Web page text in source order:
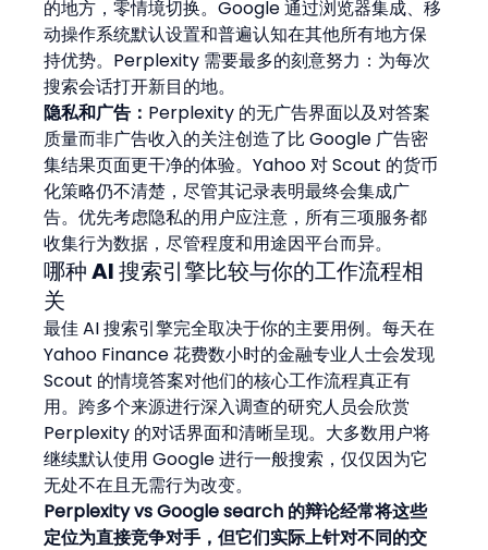
的地方，零情境切换。Google 通过浏览器集成、移
动操作系统默认设置和普遍认知在其他所有地方保
持优势。Perplexity 需要最多的刻意努力：为每次
搜索会话打开新目的地。
隐私和广告： Perplexity 的无广告界面以及对答案
质量而非广告收入的关注创造了比 Google 广告密
集结果页面更干净的体验。Yahoo 对 Scout 的货币
化策略仍不清楚，尽管其记录表明最终会集成广
告。优先考虑隐私的用户应注意，所有三项服务都
收集行为数据，尽管程度和用途因平台而异。
哪种 AI 搜索引擎比较与你的工作流程相
关
最佳 AI 搜索引擎完全取决于你的主要用例。每天在
Yahoo Finance 花费数小时的金融专业人士会发现
Scout 的情境答案对他们的核心工作流程真正有
用。跨多个来源进行深入调查的研究人员会欣赏
Perplexity 的对话界面和清晰呈现。大多数用户将
继续默认使用 Google 进行一般搜索，仅仅因为它
无处不在且无需行为改变。
Perplexity vs Google search 的辩论经常将这些
定位为直接竞争对手，但它们实际上针对不同的交